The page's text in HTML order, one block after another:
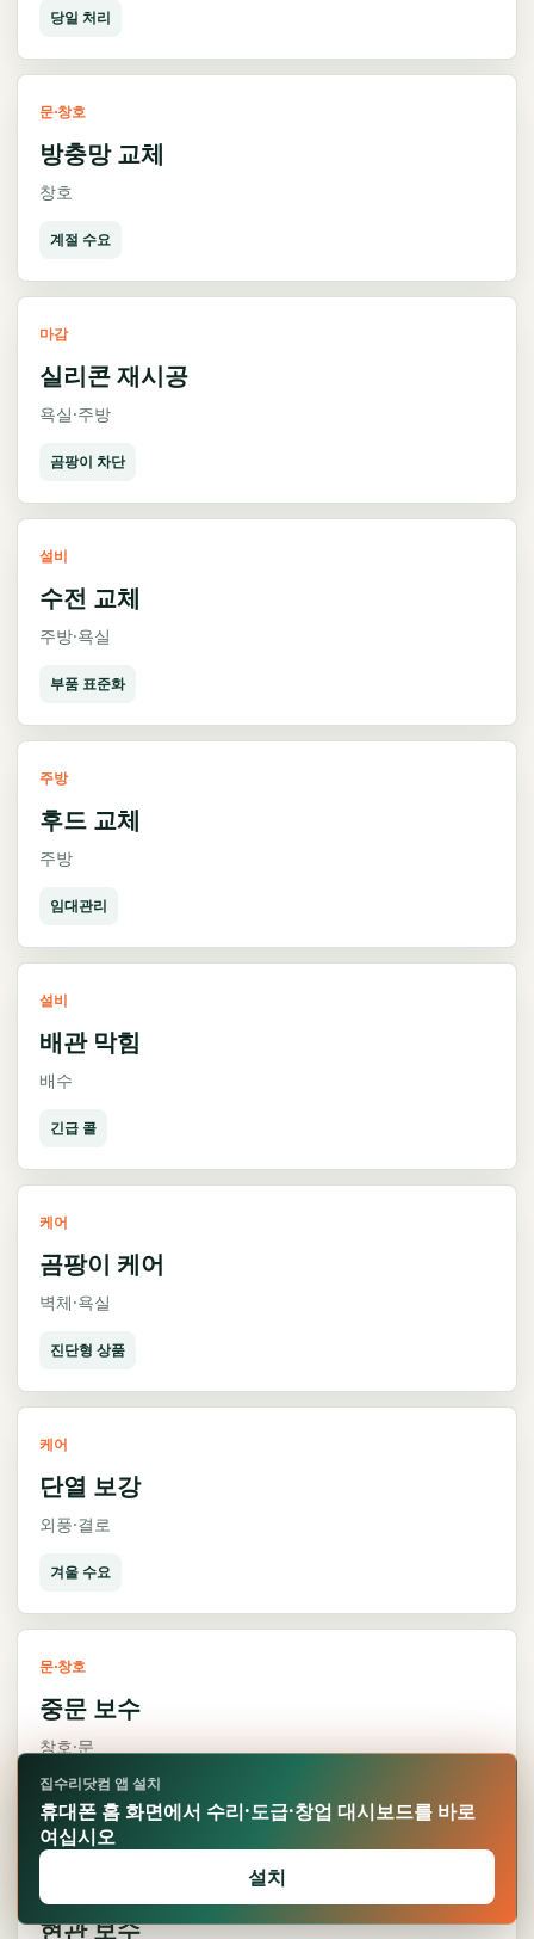
당일 처리
문·창호
방충망 교체
창호
계절 수요
마감
실리콘 재시공
욕실·주방
곰팡이 차단
설비
수전 교체
주방·욕실
부품 표준화
주방
후드 교체
주방
임대관리
설비
배관 막힘
배수
긴급 콜
케어
곰팡이 케어
벽체·욕실
진단형 상품
케어
단열 보강
외풍·결로
겨울 수요
문·창호
중문 보수
창호·문
상담형
현관 보수
집수리닷컴 앱 설치
휴대폰 홈 화면에서 수리·도급·창업 대시보드를 바로
여십시오
설치